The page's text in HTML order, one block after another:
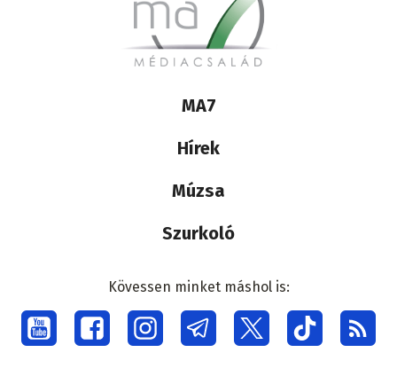
Lábléc
médiacsalád
MA7
Hírek
Múzsa
Szurkoló
Social
menu
Kövessen minket máshol is: